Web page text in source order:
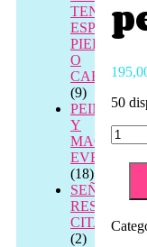
50
Pack
de
boda
dia
TENSIÓN
ESPALDA,
PIERNAS
O
CABEZA
(9)
PEINADO
Y
EVENTOS
(18)
SEÑAL
RESERVA
CITA
(2)